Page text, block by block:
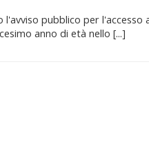
pubblico per l'accesso
anno di età nello [...]